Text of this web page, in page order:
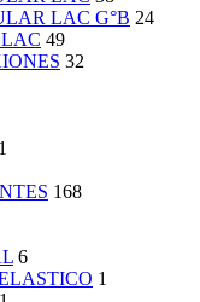
LAC G°B 24
49
32
1
168
6
1